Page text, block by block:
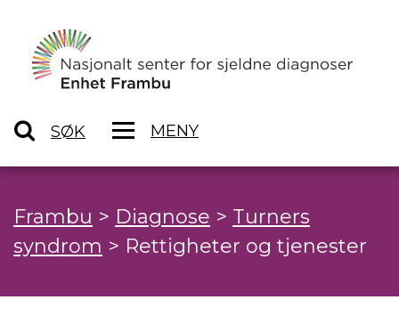
SØK MENY
Frambu > Diagnose > Turners
syndrom > Rettigheter og tjenester